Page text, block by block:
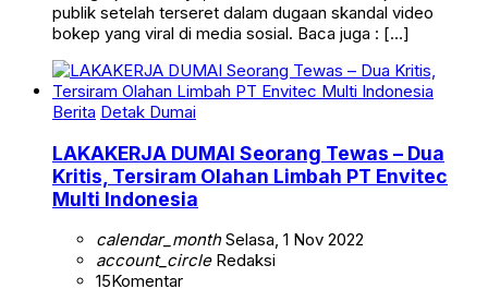
publik setelah terseret dalam dugaan skandal video
bokep yang viral di media sosial. Baca juga : […]
Berita Detak Dumai
LAKAKERJA DUMAI Seorang Tewas – Dua
Kritis, Tersiram Olahan Limbah PT Envitec
Multi Indonesia
calendar_monthSelasa, 1 Nov 2022
account_circleRedaksi
15Komentar